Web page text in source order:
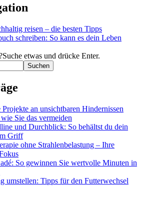
reisen – die besten Tipps
schreiben: So kann es dein Leben
Suche etwas und drücke Enter.
an unsichtbaren Hindernissen
Sie das vermeiden
und Durchblick: So behältst du dein
Griff
ohne Strahlenbelastung – Ihre
So gewinnen Sie wertvolle Minuten in
umstellen: Tipps für den Futterwechsel